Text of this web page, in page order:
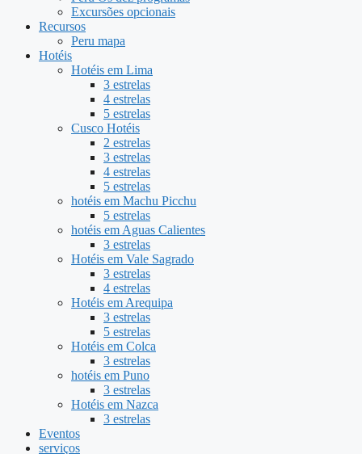
Excursões opcionais
Recursos
Peru mapa
Hotéis
Hotéis em Lima
3 estrelas
4 estrelas
5 estrelas
Cusco Hotéis
2 estrelas
3 estrelas
4 estrelas
5 estrelas
hotéis em Machu Picchu
5 estrelas
hotéis em Aguas Calientes
3 estrelas
Hotéis em Vale Sagrado
3 estrelas
4 estrelas
Hotéis em Arequipa
3 estrelas
5 estrelas
Hotéis em Colca
3 estrelas
hotéis em Puno
3 estrelas
Hotéis em Nazca
3 estrelas
Eventos
serviços